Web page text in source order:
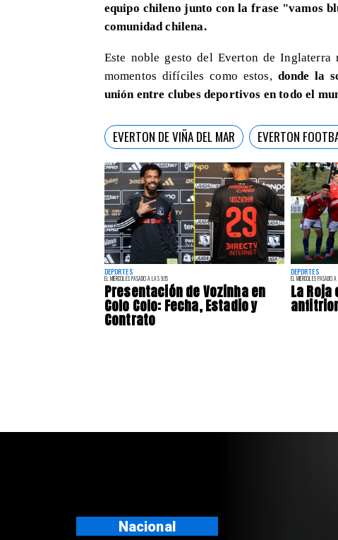
DEPORTES
EL MIÉRCOLES PASADO A LAS 9:35
Presentación de Vozinha en
Colo Colo: Fecha, Estadio y
Contrato
DEPORTES
EL MIÉRCOLES PASADO
La
equipo chileno junto con la frase "vamos
comunidad chilena.
Este noble gesto del Everton de
momentos difíciles como estos, donde la
unión entre clubes deportivos en todo el
EVERTON DE VIÑA DEL MAR EVERTON
Regiones